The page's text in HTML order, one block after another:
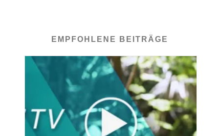
EMPFOHLENE BEITRÄGE